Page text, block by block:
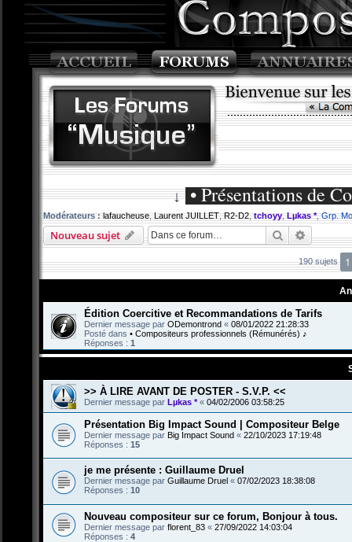
↓ • Présentations de
Modérateurs : lafaucheuse,Laurent JUILLET,R2-D2,tchoyy,Lµkas *,Grp.
Nouveau sujet Rechercher
190 sujets 1
Édition Coercitive et Recommandations de Tarifs
Dernier message par ODemontrond « 08/01/2022 21:28:33
Posté dans • Compositeurs professionnels (Rémunérés) ♪
Réponses : 1
>> À LIRE AVANT DE POSTER - S.V.P. <<
Dernier message par Lµkas *« 04/02/2006 03:58:25
Présentation Big Impact Sound | Compositeur Belge
Dernier message par Big Impact Sound « 22/10/2023 17:19:48
Réponses : 15
je me présente : Guillaume Druel
Dernier message par Guillaume Druel « 07/02/2023 18:38:08
Réponses : 10
Nouveau compositeur sur ce forum, Bonjour à tous.
Dernier message par florent_83 « 27/09/2022 14:03:04
Réponses : 4